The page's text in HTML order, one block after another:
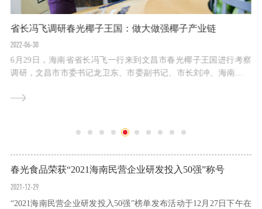
省长冯飞调研春光椰子王国：做大做强椰子产业链
2022-06-30
6月29日，海南省省长冯飞一行来到文昌市春光椰子王国进行考察
调研，文昌市市委书记龙卫东、市委副书记、市长刘冲、海南春光
以及企业生产销售情况，并对春光椰子王国把种植、生产、观
春光食品荣获“2021海南民营企业研发投入50强”称号
2021-12-29
“2021海南民营企业研发投入50强”榜单发布活动于12月27日下午在